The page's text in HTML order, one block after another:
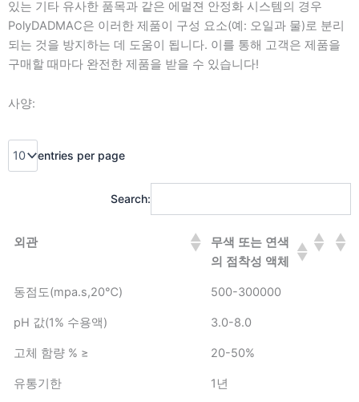
있는 기타 유사한 품목과 같은 에멀젼 안정화 시스템의 경우
PolyDADMAC은 이러한 제품이 구성 요소(예: 오일과 물)로 분리
되는 것을 방지하는 데 도움이 됩니다. 이를 통해 고객은 제품을
구매할 때마다 완전한 제품을 받을 수 있습니다!
사양:
entries per page
Search:
외관
무색 또는 연색
의 점착성 액체
동점도(mpa.s,20℃) 500-300000
pH 값(1% 수용액) 3.0-8.0
고체 함량 % ≥ 20-50%
유통기한 1년